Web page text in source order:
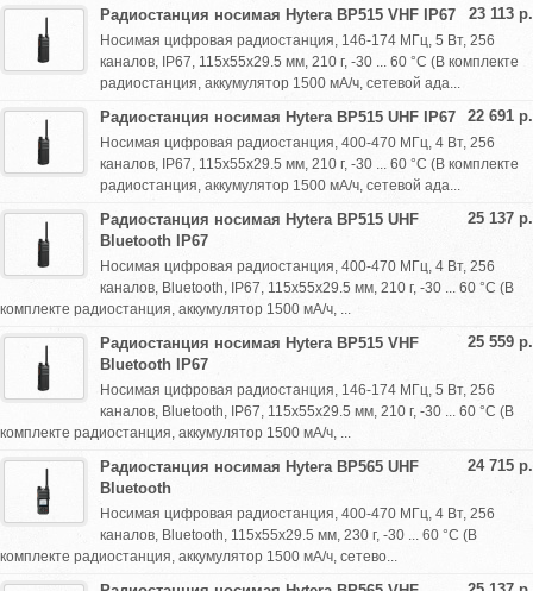
23 113 р.
Радиостанция носимая Hytera BP515 VHF IP67
Носимая цифровая радиостанция, 146-174 МГц, 5 Вт, 256
каналов, IP67, 115х55х29.5 мм, 210 г, -30 ... 60 °С (В комплекте
радиостанция, аккумулятор 1500 мА/ч, сетевой ада...
22 691 р.
Радиостанция носимая Hytera BP515 UHF IP67
Носимая цифровая радиостанция, 400-470 МГц, 4 Вт, 256
каналов, IP67, 115х55х29.5 мм, 210 г, -30 ... 60 °С (В комплекте
радиостанция, аккумулятор 1500 мА/ч, сетевой ада...
25 137 р.
Радиостанция носимая Hytera BP515 UHF
Bluetooth IP67
Носимая цифровая радиостанция, 400-470 МГц, 4 Вт, 256
каналов, Bluetooth, IP67, 115х55х29.5 мм, 210 г, -30 ... 60 °С (В
комплекте радиостанция, аккумулятор 1500 мА/ч, ...
25 559 р.
Радиостанция носимая Hytera BP515 VHF
Bluetooth IP67
Носимая цифровая радиостанция, 146-174 МГц, 5 Вт, 256
каналов, Bluetooth, IP67, 115х55х29.5 мм, 210 г, -30 ... 60 °С (В
комплекте радиостанция, аккумулятор 1500 мА/ч, ...
24 715 р.
Радиостанция носимая Hytera BP565 UHF
Bluetooth
Носимая цифровая радиостанция, 400-470 МГц, 4 Вт, 256
каналов, Bluetooth, 115х55х29.5 мм, 230 г, -30 ... 60 °С (В
комплекте радиостанция, аккумулятор 1500 мА/ч, сетево...